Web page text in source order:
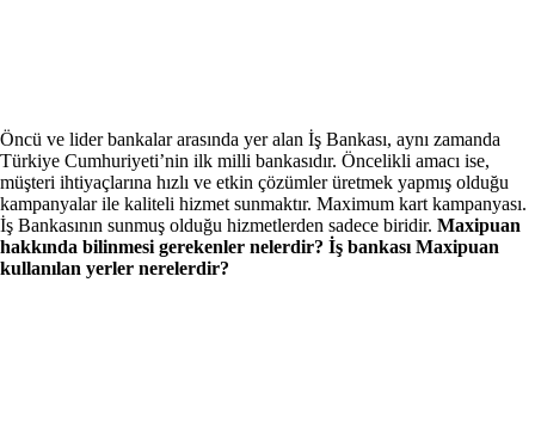
Öncü ve lider bankalar arasında yer alan İş Bankası, aynı zamanda
Türkiye Cumhuriyeti’nin ilk milli bankasıdır. Öncelikli amacı ise,
müşteri ihtiyaçlarına hızlı ve etkin çözümler üretmek yapmış olduğu
kampanyalar ile kaliteli hizmet sunmaktır. Maximum kart kampanyası.
İş Bankasının sunmuş olduğu hizmetlerden sadece biridir. Maxipuan
hakkında bilinmesi gerekenler nelerdir? İş bankası Maxipuan
kullanılan yerler nerelerdir?